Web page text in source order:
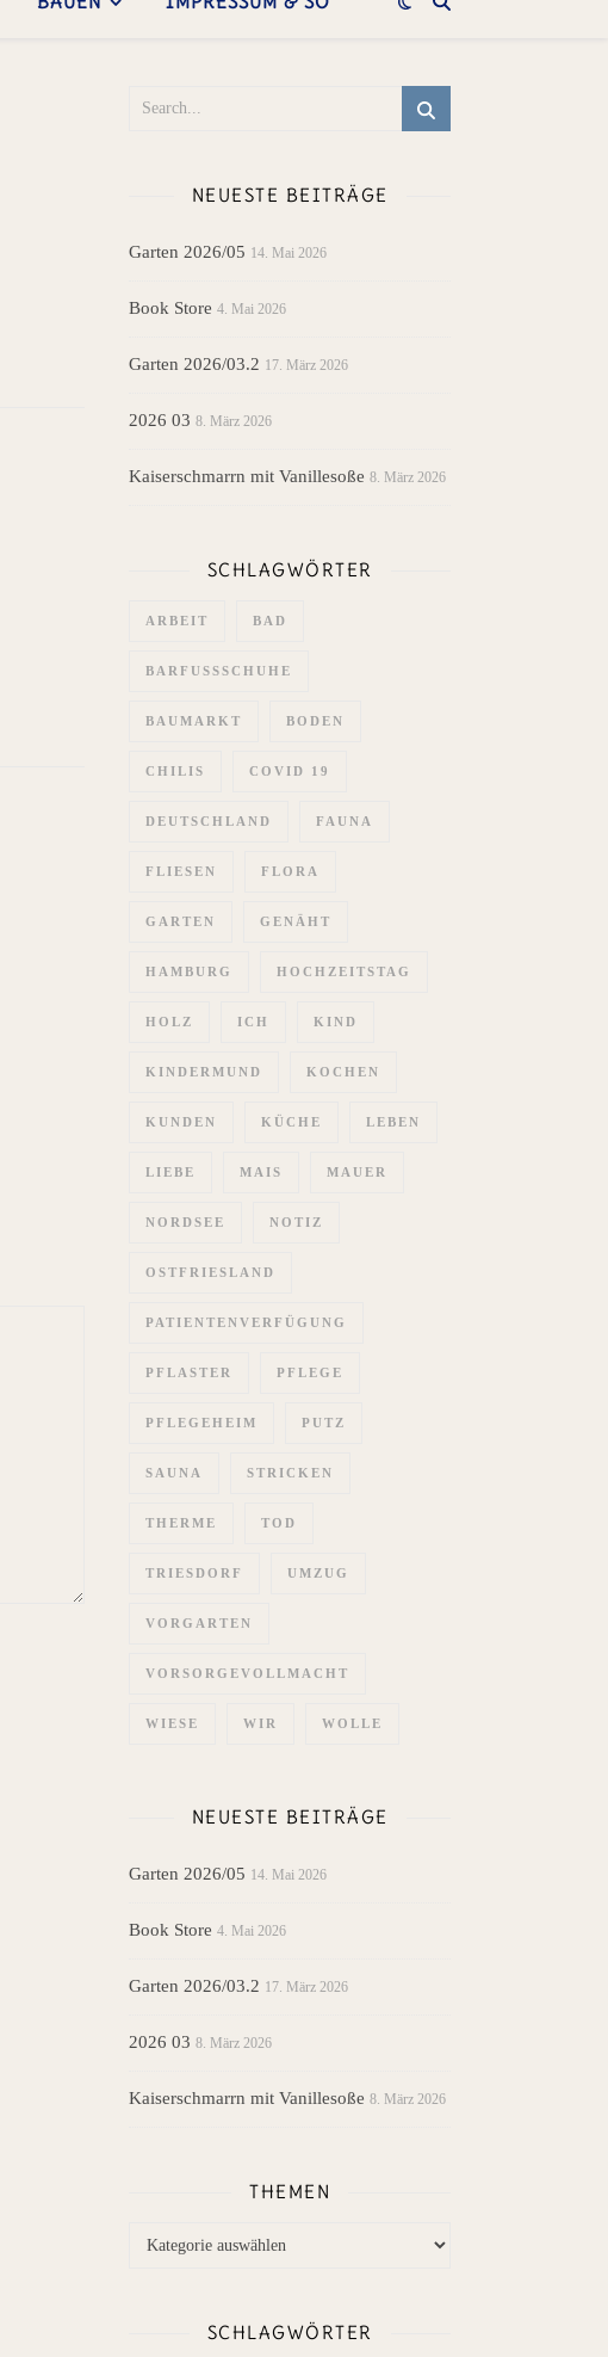
NEUESTE BEITRÄGE
Garten 2026/05 14. Mai 2026
Book Store 4. Mai 2026
Garten 2026/03.2 17. März 2026
2026 03 8. März 2026
Kaiserschmarrn mit Vanillesoße 8. März 2026
SCHLAGWÖRTER
ARBEIT BAD
BARFUSSSCHUHE
BAUMARKT BODEN
CHILIS COVID 19
DEUTSCHLAND FAUNA
FLIESEN FLORA
GARTEN GENÄHT
HAMBURG HOCHZEITSTAG
HOLZ ICH KIND
KINDERMUND KOCHEN
KUNDEN KÜCHE LEBEN
LIEBE MAIS MAUER
NORDSEE NOTIZ
OSTFRIESLAND
PATIENTENVERFÜGUNG
PFLASTER PFLEGE
PFLEGEHEIM PUTZ
SAUNA STRICKEN
THERME TOD
TRIESDORF UMZUG
VORGARTEN
VORSORGEVOLLMACHT
WIESE WIR WOLLE
NEUESTE BEITRÄGE
Garten 2026/05 14. Mai 2026
Book Store 4. Mai 2026
Garten 2026/03.2 17. März 2026
2026 03 8. März 2026
Kaiserschmarrn mit Vanillesoße 8. März 2026
THEMEN
SCHLAGWÖRTER